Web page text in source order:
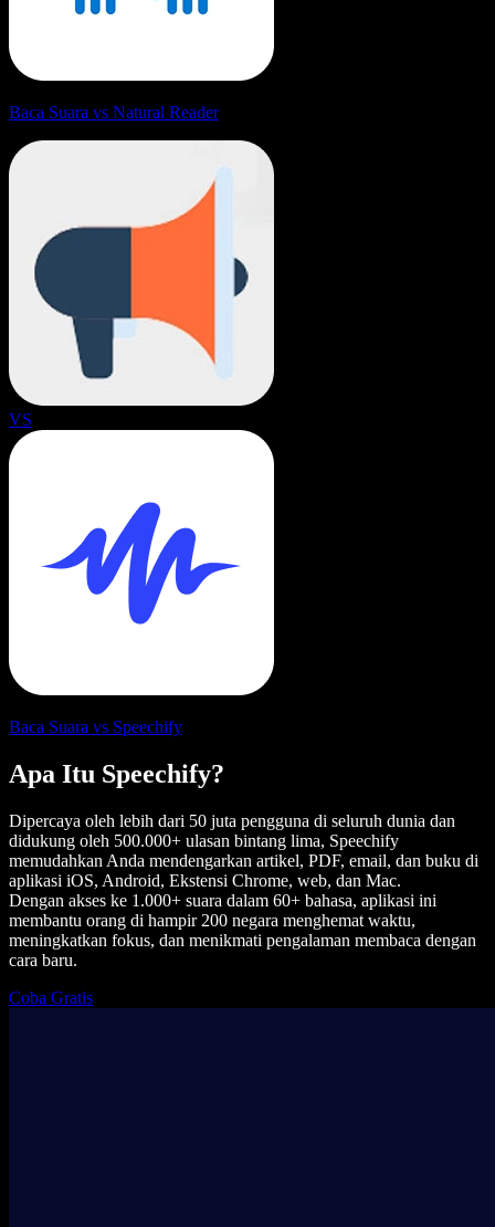
Baca Suara vs Natural Reader
VS
Baca Suara vs Speechify
Apa Itu Speechify?
Dipercaya oleh lebih dari 50 juta pengguna di seluruh dunia dan
didukung oleh 500.000+ ulasan bintang lima, Speechify
memudahkan Anda mendengarkan artikel, PDF, email, dan buku di
aplikasi iOS, Android, Ekstensi Chrome, web, dan Mac.
Dengan akses ke 1.000+ suara dalam 60+ bahasa, aplikasi ini
membantu orang di hampir 200 negara menghemat waktu,
meningkatkan fokus, dan menikmati pengalaman membaca dengan
cara baru.
Coba Gratis